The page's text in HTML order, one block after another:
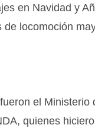
en Navidad y
locomoción
el
quienes